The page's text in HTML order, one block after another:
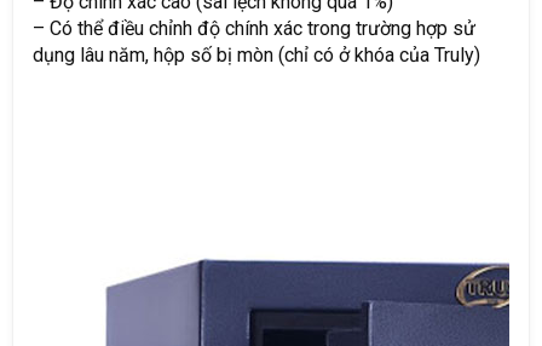
– Có thể điều chỉnh độ chính xác trong trường hợp sử
dụng lâu năm, hộp số bị mòn (chỉ có ở khóa của Truly)